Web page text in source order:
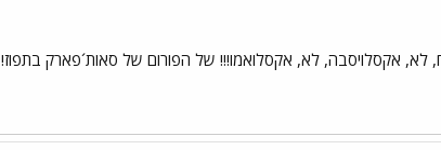
לא, אקסלויסבה, לא, אקסלואמו!!! של הפורום של סאות´פארק בתפוז!